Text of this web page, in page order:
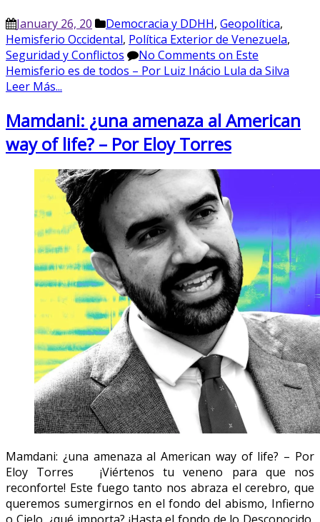
January 26, 20 Democracia y DDHH, Geopolítica,
Hemisferio Occidental, Política Exterior de Venezuela,
Seguridad y Conflictos
No Comments on Este
Hemisferio es de todos – Por Luiz Inácio Lula da Silva
Leer Más...
Mamdani: ¿una amenaza al American
way of life? – Por Eloy Torres
Mamdani: ¿una amenaza al American way of life? – Por
Eloy Torres ¡Viértenos tu veneno para que nos
reconforte! Este fuego tanto nos abraza el cerebro, que
queremos sumergirnos en el fondo del abismo, Infierno